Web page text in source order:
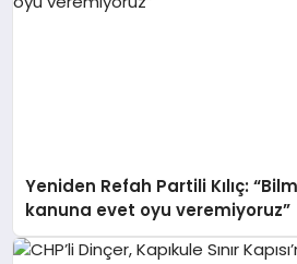
Yeniden Refah Partili Kılıç:
kanuna evet oyu veremiyoruz”